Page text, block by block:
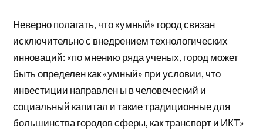
Неверно полагать, что «умный» город связан
исключительно с внедрением технологических
инноваций: «по мнению ряда ученых, город может
быть определен как «умный» при условии, что
инвестиции направлен ы в человеческий и
социальный капитал и такие традиционные для
большинства городов сферы, как транспорт и ИКТ»